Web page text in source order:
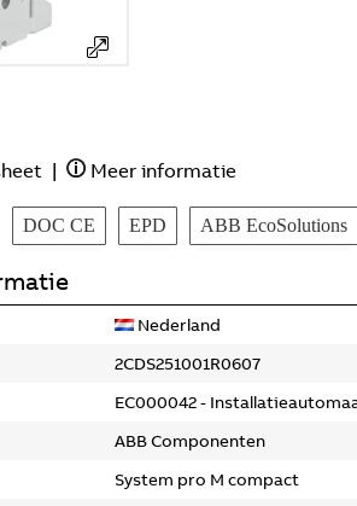
| Meer informatie
DOC CE EPD ABB EcoSolutions
Nederland
2CDS251001R0607
EC000042 -
ABB Componenten
System pro M compact